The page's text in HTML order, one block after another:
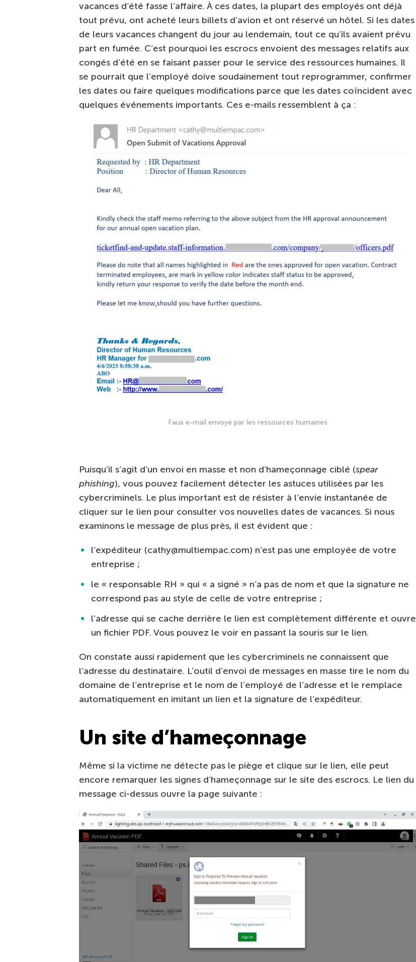
vacances d’été fasse l’affaire. À ces dates, la plupart des employés ont déjà
tout prévu, ont acheté leurs billets d’avion et ont réservé un hôtel. Si les dates
de leurs vacances changent du jour au lendemain, tout ce qu’ils avaient prévu
part en fumée. C’est pourquoi les escrocs envoient des messages relatifs aux
congés d’été en se faisant passer pour le service des ressources humaines. Il
se pourrait que l’employé doive soudainement tout reprogrammer, confirmer
les dates ou faire quelques modifications parce que les dates coïncident avec
quelques événements importants. Ces e-mails ressemblent à ça :
Faux e-mail envoyé par les ressources humaines
Puisqu’il s’agit d’un envoi en masse et non d’hameçonnage ciblé (spear
phishing), vous pouvez facilement détecter les astuces utilisées par les
cybercriminels. Le plus important est de résister à l’envie instantanée de
cliquer sur le lien pour consulter vos nouvelles dates de vacances. Si nous
examinons le message de plus près, il est évident que :
l’expéditeur (cathy@multiempac.com) n’est pas une employée de votre
entreprise ;
le « responsable RH » qui « a signé » n’a pas de nom et que la signature ne
correspond pas au style de celle de votre entreprise ;
l’adresse qui se cache derrière le lien est complètement différente et ouvre
un fichier PDF. Vous pouvez le voir en passant la souris sur le lien.
On constate aussi rapidement que les cybercriminels ne connaissent que
l’adresse du destinataire. L’outil d’envoi de messages en masse tire le nom du
domaine de l’entreprise et le nom de l’employé de l’adresse et le remplace
automatiquement en imitant un lien et la signature de l’expéditeur.
Un site d’hameçonnage
Même si la victime ne détecte pas le piège et clique sur le lien, elle peut
encore remarquer les signes d’hameçonnage sur le site des escrocs. Le lien du
message ci-dessus ouvre la page suivante :